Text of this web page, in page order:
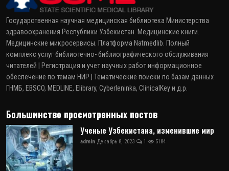
Государственная научная медицинская библиотека Министерства
здравоохранения Республики Узбекистан. Медицинские книги.
Медицинские микросервисы. Платформа Natmedlib. Полный
комплекс услуг библиотечно- библиографического обслуживания
читателей | Регистрация и учет научных работ информационное
обеспечение по темам НИР | Тематические поиски по базам данных
ГНМБ, EBSCO, MEDLINE, Elibrary, Cyberleninka, ClinicalKey и д.р.
Большинство просмотренных постов
Ученые Узбекистана, изменившие мир
admin Декабрь 8, 2023 1 5184